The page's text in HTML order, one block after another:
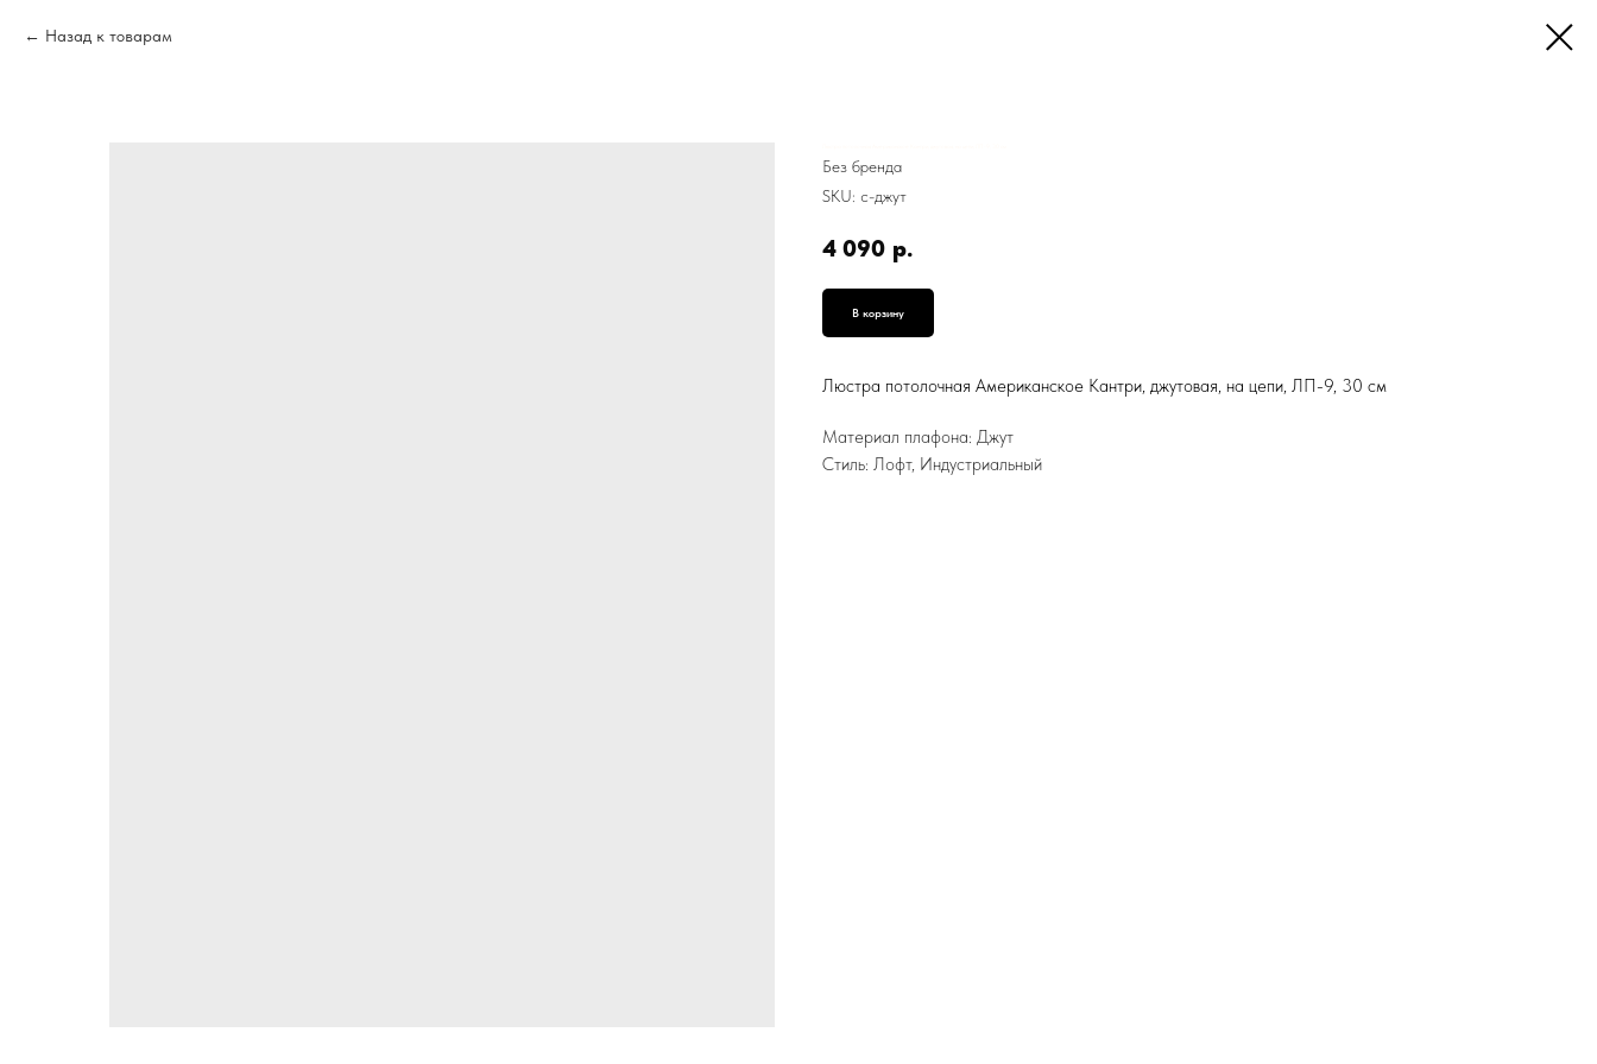
Назад к товарам
Без бренда
SKU: с-джут
4 090 р.
В корзину
Люстра потолочная Американское Кантри, джутовая, на цепи, ЛП-9, 30 см
Материал плафона: Джут
Стиль: Лофт, Индустриальный